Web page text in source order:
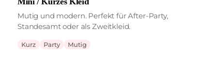
Mutig und modern. Perfekt für After-Party,
Standesamt oder als Zweitkleid.
Kurz Party Mutig